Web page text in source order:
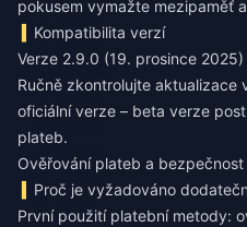
pokusem vymažte mezipaměť
Kompatibilita verzí
Verze 2.9.0 (19. prosince
Ručně zkontrolujte aktualizace
oficiální verze – beta verze
plateb.
Ověřování plateb a bezpečnost
Proč je vyžadováno
První použití platební metody: